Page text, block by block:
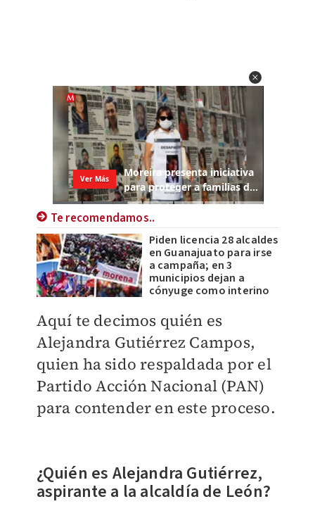
Te recomendamos..
Piden licencia 28 alcaldes
en Guanajuato para irse
a campaña; en 3
municipios dejan a
cónyuge como interino
Aquí te decimos quién es
Alejandra Gutiérrez Campos,
quien ha sido respaldada por el
Partido Acción Nacional (PAN)
para contender en este proceso.
¿Quién es Alejandra Gutiérrez,
aspirante a la alcaldía de León?